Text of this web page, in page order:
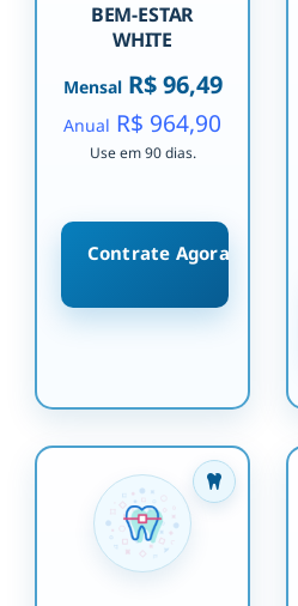
BEM-ESTAR
WHITE
MensalR$ 96,49
Anual R$ 964,90
Use em 90 dias.
Contrate Agora